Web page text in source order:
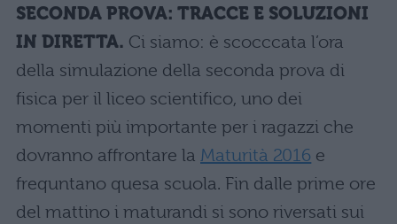
SECONDA PROVA: TRACCE E SOLUZIONI
IN DIRETTA. Ci siamo: è scocccata l’ora
della simulazione della seconda prova di
fisica per il liceo scientifico, uno dei
momenti più importante per i ragazzi che
dovranno affrontare la Maturità 2016 e
frequntano quesa scuola. Fin dalle prime ore
del mattino i maturandi si sono riversati sui